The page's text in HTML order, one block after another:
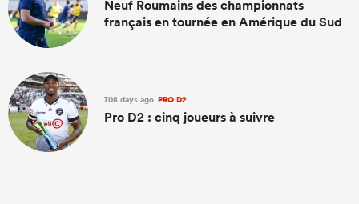
Neuf Roumains des championnats
français en tournée en Amérique du Sud
708 days ago PRO D2
Pro D2 : cinq joueurs à suivre